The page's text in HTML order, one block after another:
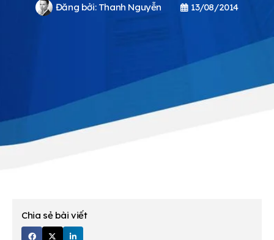
Đăng bởi: Thanh Nguyễn 13/08/2014
Chia sẻ bài viết